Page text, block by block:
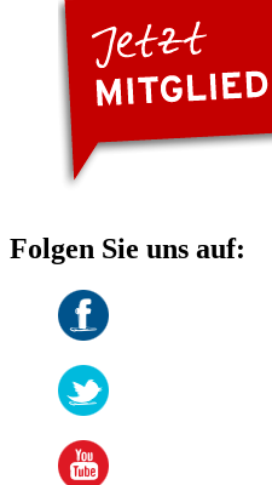
Folgen Sie uns auf: